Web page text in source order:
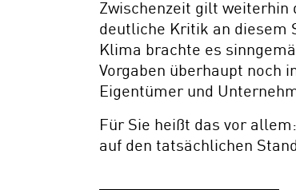
Zwischenzeit gilt weiterhin
deutliche Kritik an diesem
Klima brachte es
Vorgaben überhaupt noch
Eigentümer und
Für Sie heißt das vor
auf den tatsächlichen